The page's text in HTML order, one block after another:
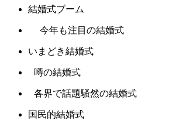
結婚式ブーム
今年も注目の結婚式
いまどき結婚式
噂の結婚式
各界で話題騒然の結婚式
国民的結婚式